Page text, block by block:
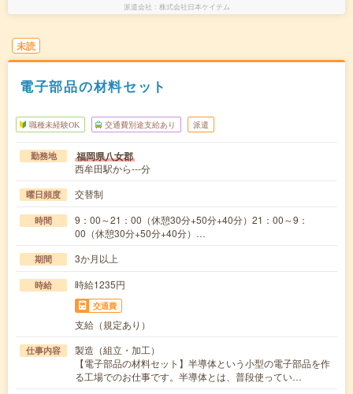
派遣会社 株式会社日本ケイテム
未読
電子部品の材料セット
職種未経験OK 交通費別途支給あり 派遣
勤務地 福岡県八女郡
西牟田駅から---分
曜日頻度 交替制
時間
9：00～21：00（休憩30分+50分+40分）21：00～9：
00（休憩30分+50分+40分）…
期間 3か月以上
時給 時給1235円
交通費
支給（規定あり）
仕事内容
製造（組立・加工）
【電子部品の材料セット】半導体という小型の電子部品を作
る工場でのお仕事です。半導体とは、普段使ってい…